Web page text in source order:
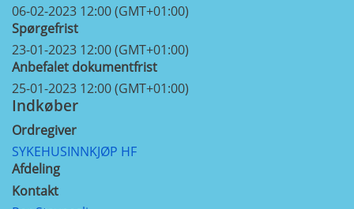
06-02-2023 12:00 (GMT+01:00)
Spørgefrist
23-01-2023 12:00 (GMT+01:00)
Anbefalet dokumentfrist
25-01-2023 12:00 (GMT+01:00)
Indkøber
Ordregiver
SYKEHUSINNKJØP HF
Afdeling
Kontakt